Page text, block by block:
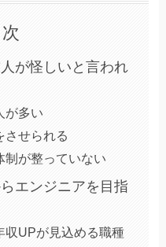
が怪しいと言われ
が多い
させられる
制が整っていない
エンジニアを目指
収UPが見込める職種